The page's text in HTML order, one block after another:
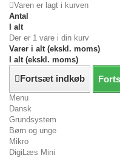
Varen er lagt i kurven
Antal
I alt
Der er 1 vare i din kurv
Varer i alt (ekskl. moms)
I alt (ekskl. moms)
Fortsæt indkøb
Menu
Dansk
Grundsystem
Børn og unge
Mikro
DigiLæs Mini